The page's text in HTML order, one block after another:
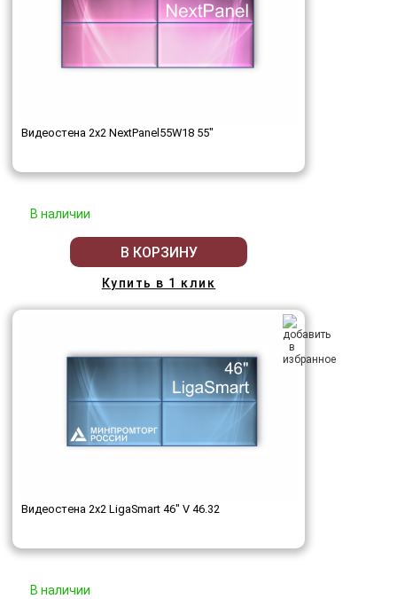
Видеостена 2x2 NextPanel55W18 55"
В наличии
В КОРЗИНУ
Купить в 1 клик
Видеостена 2x2 LigaSmart 46" V 46.32
В наличии